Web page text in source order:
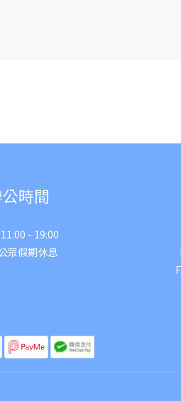
時間
- 19:00
眾假期休息